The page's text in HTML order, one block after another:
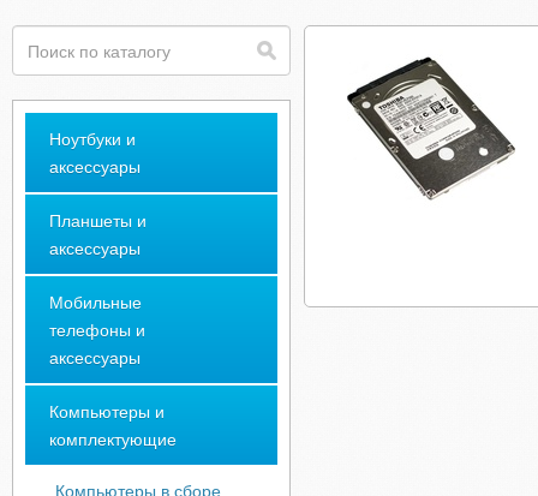
Ноутбуки и
аксессуары
Планшеты и
аксессуары
Мобильные
телефоны и
аксессуары
Компьютеры и
комплектующие
Компьютеры в сборе